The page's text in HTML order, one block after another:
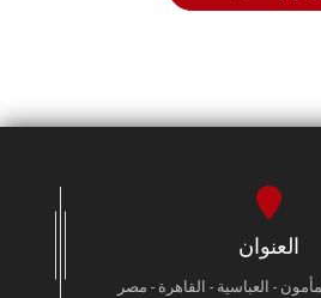
العنوان
- العباسية - القاهرة - مصر